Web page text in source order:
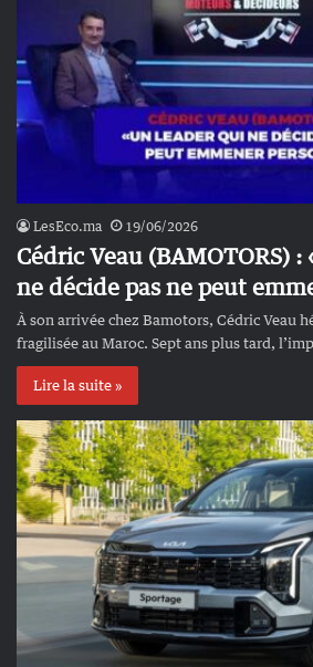
LesEco.ma 19/06/2026
Cédric Veau (BAMOTORS)
ne décide pas ne peut
À son arrivée chez Bamotors, Cédric Veau
fragilisée au Maroc. Sept ans plus tard,
Lire la suite »